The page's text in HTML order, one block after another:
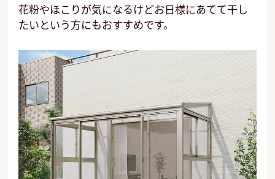
花粉やほこりが気になるけどお日様にあてて干し
たいという方にもおすすめです。